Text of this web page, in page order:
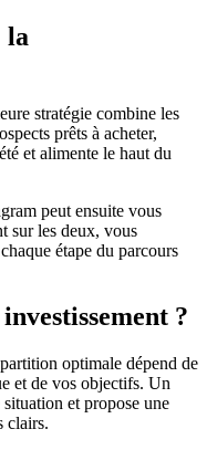
la
stratégie combine les
prêts à acheter,
et alimente le haut du
peut ensuite vous
sur les deux, vous
étape du parcours
?
optimale dépend de
et de vos objectifs. Un
et propose une
clairs.